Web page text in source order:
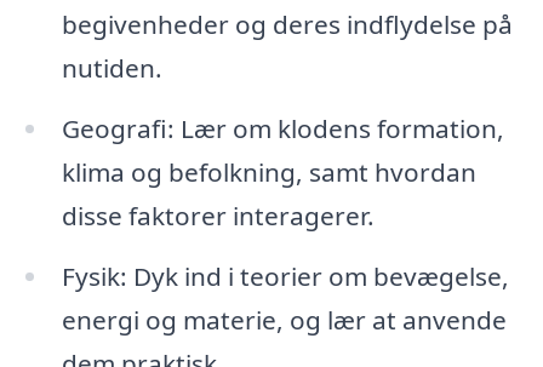
begivenheder og deres indflydelse på
nutiden.
Geografi: Lær om klodens formation,
klima og befolkning, samt hvordan
disse faktorer interagerer.
Fysik: Dyk ind i teorier om bevægelse,
energi og materie, og lær at anvende